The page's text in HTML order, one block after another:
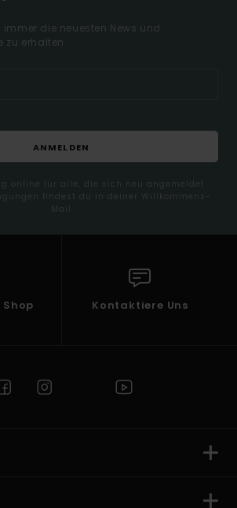
die neuesten News und
zu erhalten.
ANMELDEN
online für alle, die sich neu angemeldet
findest du in deiner Willkommens-
Mail
Shop Kontaktiere Uns